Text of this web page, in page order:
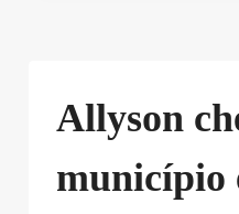
Allyson
município